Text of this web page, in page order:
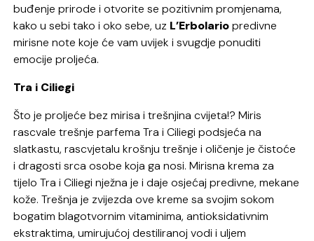
buđenje prirode i otvorite se pozitivnim promjenama,
kako u sebi tako i oko sebe, uz L’Erbolariopredivne
mirisne note koje će vam uvijek i svugdje ponuditi
emocije proljeća.
Tra i Ciliegi
Što je proljeće bez mirisa i trešnjina cvijeta!? Miris
rascvale trešnje parfema Tra i Ciliegi podsjeća na
slatkastu, rascvjetalu krošnju trešnje i oličenje je čistoće
i dragosti srca osobe koja ga nosi. Mirisna krema za
tijelo Tra i Ciliegi nježna je i daje osjećaj predivne, mekane
kože. Trešnja je zvijezda ove kreme sa svojim sokom
bogatim blagotvornim vitaminima, antioksidativnim
ekstraktima, umirujućoj destiliranoj vodi i uljem